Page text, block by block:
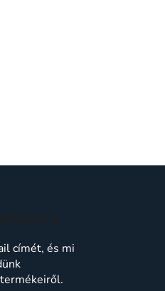
címét, és mi